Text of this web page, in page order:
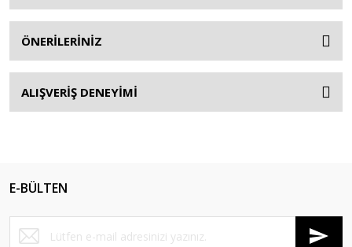
ÖNERİLERİNİZ
ALIŞVERİŞ DENEYİMİ
E-BÜLTEN